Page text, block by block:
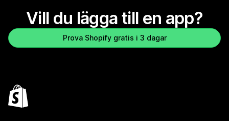
Vill du lägga till en app?
Prova Shopify gratis i 3 dagar